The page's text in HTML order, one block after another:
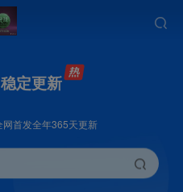
定更新
首发全年365天更新